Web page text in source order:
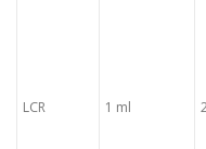
LCR 1 ml